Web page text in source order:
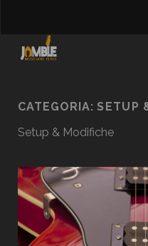
CATEGORIA:SETUP
Setup & Modifiche